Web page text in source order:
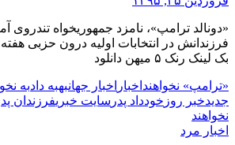
«دونالد ترامپ»، نامزد جمهوریخواه تندروی
فرزندانش در انتخابات اولیه درون حزبی هفته
بک لینک رنک ۵ میهن دانلود
«ترامپ» نخواهند اخبار اخبار جهانبهبه دادبه
جدیدخبر روز خودداد پدر سایت خبریفرزندان
نخواهند
اخبار مرد